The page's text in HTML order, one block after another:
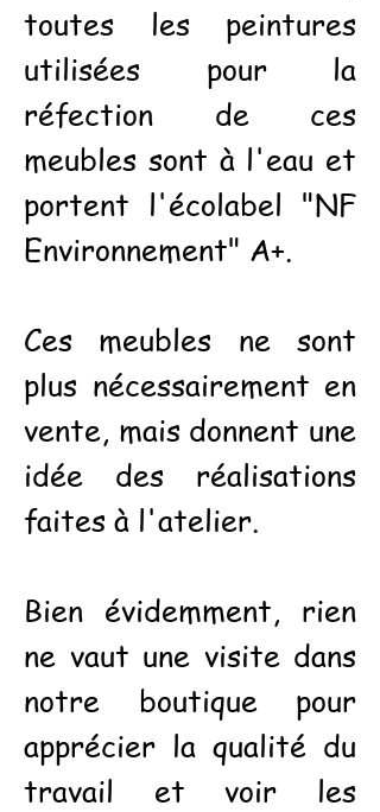
toutes les peintures
utilisées pour la
réfection de ces
meubles sont à l'eau et
portent l'écolabel "NF
Environnement" A+.
Ces meubles ne sont
plus nécessairement en
vente, mais donnent une
idée des réalisations
faites à l'atelier.
Bien évidemment, rien
ne vaut une visite dans
notre boutique pour
apprécier la qualité du
travail et voir les